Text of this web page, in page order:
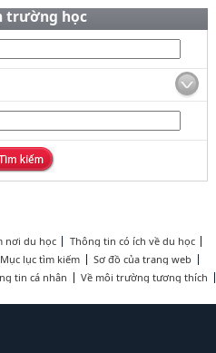
trường học
nơi du học
Thông tin có ích về du học
Mục lục tìm kiếm
Sơ đồ của trang web
tin cá nhân Về môi trường tương thích